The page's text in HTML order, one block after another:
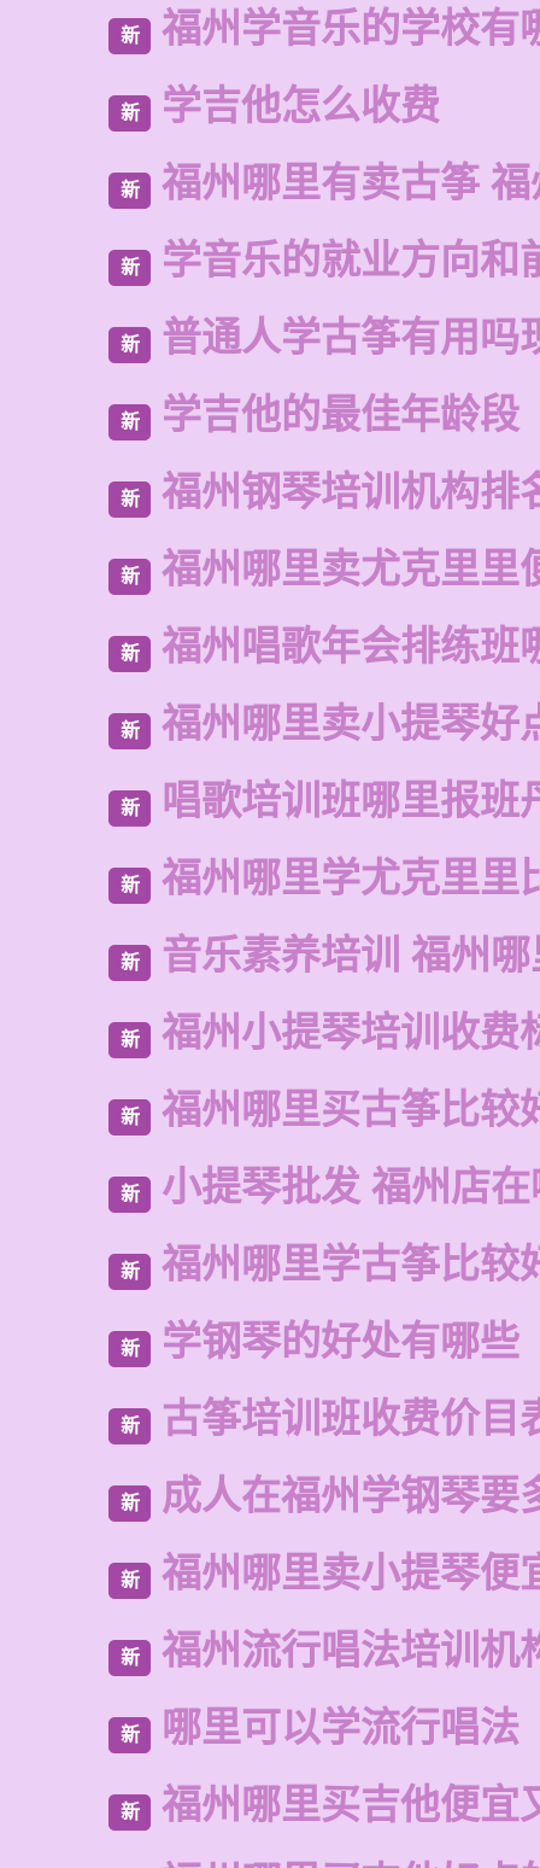
新 福州学音乐的学校有
新 学吉他怎么收费
新 福州哪里有卖古筝
新 学音乐的就业方向和
新 普通人学古筝有用吗
新 学吉他的最佳年龄段
新 福州钢琴培训机构排
新 福州哪里卖尤克里里
新 福州唱歌年会排练班
新 福州哪里卖小提琴好
新 唱歌培训班哪里报班
新 福州哪里学尤克里里
新 音乐素养培训 福州
新 福州小提琴培训收费
新 福州哪里买古筝比较
新 小提琴批发 福州店
新 福州哪里学古筝比较
新 学钢琴的好处有哪些
新 古筝培训班收费价目
新 成人在福州学钢琴要
新 福州哪里卖小提琴便
新 福州流行唱法培训机
新 哪里可以学流行唱法
新
福州哪里买吉他便宜